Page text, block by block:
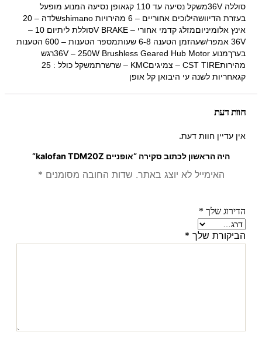
סוללה 36Vמשקל נסיעה עד 110 קגאופן נסיעה המנוע מופעל
בעזרת הדיוושהילוכים אחוריים – 6 מהירויות shimanoשלדה – 20
אינץ אלומיניוםמזלג קדמי אחורי – V BRAKEסוללת ליתיום 10 –
36V אמפר/שעהזמן הטענה 6-8 שעותמספר הטענות – 600 הטענות
בערךמנוע 36V – 250W Brushless Geared Hub Motorרגש
מהירותCST TIRE – צמיגיםKMC – שרשרתמשקל כולל : 25
קגאחריות לשנה עי היבואן קל אופן
חוות דעת
אין עדיין חוות דעת.
היה הראשון לכתוב סקירה “אופניים kalofan TDM20Z”
האימייל לא יוצג באתר. שדות החובה מסומנים *
הדירוג שלך *
הביקורת שלך *